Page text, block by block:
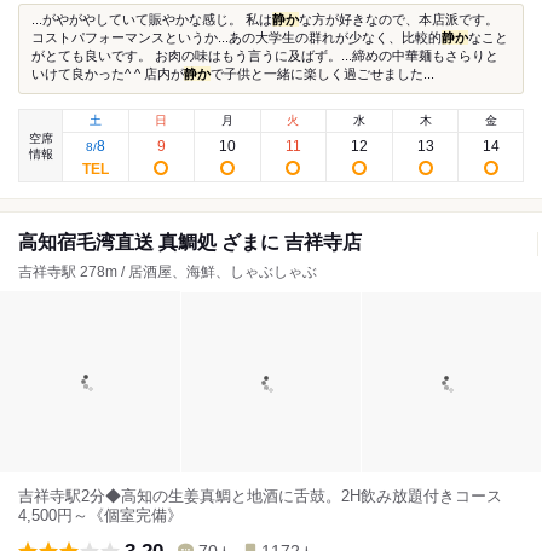
...がやがやしていて賑やかな感じ。 私は静かな方が好きなので、本店派です。
コストパフォーマンスというか...あの大学生の群れが少なく、比較的静かなこと
がとても良いです。 お肉の味はもう言うに及ばず。...締めの中華麺もさらりと
いけて良かった^ ^ 店内が静かで子供と一緒に楽しく過ごせました...
空席
情報
土
8/8
日
9
月
10
火
11
水
12
木
13
金
14
高知宿毛湾直送 真鯛処 ざまに 吉祥寺店
吉祥寺駅 278m / 居酒屋、海鮮、しゃぶしゃぶ
吉祥寺駅2分◆高知の生姜真鯛と地酒に舌鼓。2H飲み放題付きコース
4,500円～《個室完備》